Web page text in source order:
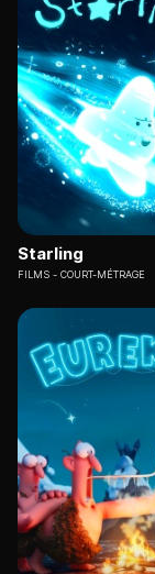
Starling
FILMS COURT-MÉTRAGE